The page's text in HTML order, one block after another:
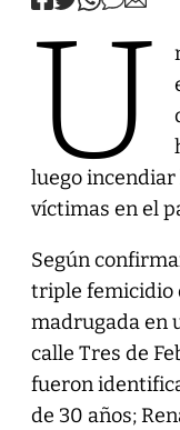
U
luego incendiar
víctimas en el
Según
triple femicidio
madrugada en
calle Tres de
fueron
de 30 años;